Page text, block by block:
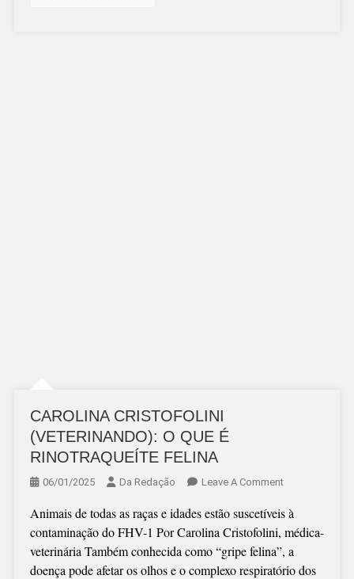
CAROLINA CRISTOFOLINI
(VETERINANDO): O QUE É
RINOTRAQUEÍTE FELINA
06/01/2025 Da Redação Leave A CommentOn
CRISTOFOLINI
O
QUE
Animais de todas as raças e idades estão suscetíveis à
contaminação do FHV-1 Por Carolina Cristofolini, médica-
veterinária Também conhecida como “gripe felina”, a
doença pode afetar os olhos e o complexo respiratório dos